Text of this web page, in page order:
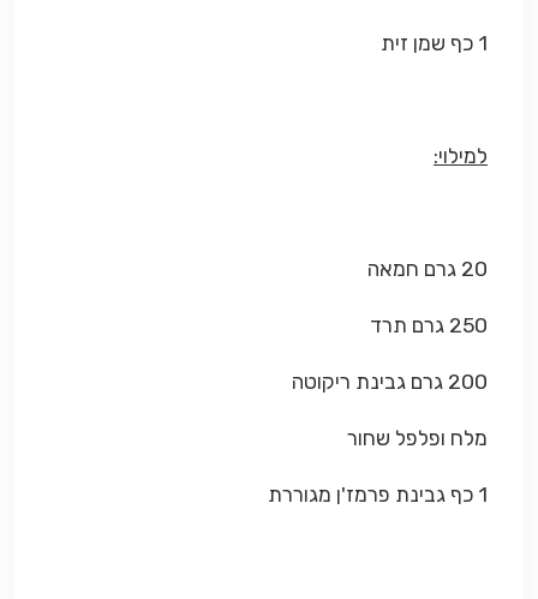
1 כף שמן זית
למילוי:
20 גרם חמאה
250 גרם תרד
200 גרם גבינת ריקוטה
מלח ופלפל שחור
1 כף גבינת פרמז'ן מגוררת